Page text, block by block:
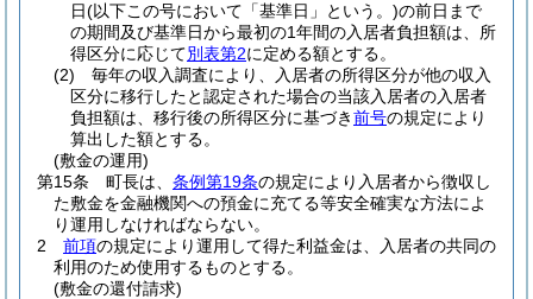
日(以下この号において「基準日」という。)の前日まで
の期間及び基準日から最初の1年間の入居者負担額は、所
得区分に応じて別表第2に定める額とする。
(2)
毎年の収入調査により、入居者の所得区分が他の収入
区分に移行したと認定された場合の当該入居者の入居者
負担額は、移行後の所得区分に基づき前号の規定により
算出した額とする。
(敷金の運用)
第15条
町長は、 条例第19条の規定により入居者から徴収し
た敷金を金融機関への預金に充てる等安全確実な方法によ
り運用しなければならない。
2
前項の規定により運用して得た利益金は、入居者の共同の
利用のため使用するものとする。
(敷金の還付請求)